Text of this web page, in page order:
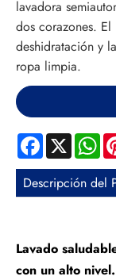
lavadora
dos corazones.
deshidratación y
ropa limpia.
Facebook
X
Descripción del
Lavado
con un alto